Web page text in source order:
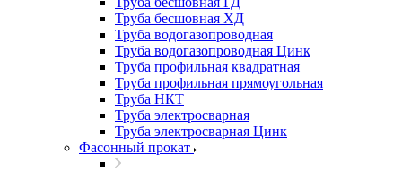
Труба бесшовная ХД
Труба водогазопроводная
Труба водогазопроводная Цинк
Труба профильная квадратная
Труба профильная прямоугольная
Труба НКТ
Труба электросварная
Труба электросварная Цинк
Фасонный прокат